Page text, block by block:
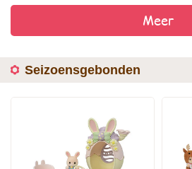
Meer
Seizoensgebonden